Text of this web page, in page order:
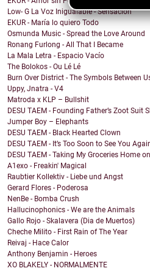
Low- G La Voz Inigualable - Sensacion
EKUR - María lo quiero Todo
Osmunda Music - Spread the Love Around
Ronang Furlong - All That I Became
La Mala Letra - Espacio Vacío
The Bolokos - Ou Lé Lé
Burn Over District - The Symbols Between
Uppy, Jnatra - V4
Matroda x KLP – Bullshit
DESU TAEM - Founding Father’s Zoot Suit
Jumper Boy – Elephants
DESU TAEM - Black Hearted Clown
DESU TAEM - It’s Too Soon to See You
DESU TAEM - Taking My Groceries Home
A1exo - Freakin' Magical
Raubtier Kollektiv - Liebe und Angst
Gerard Flores - Poderosa
NenBe - Bomba Crush
Hallucinophonics - We are the Animals
Gallo Rojo - Skalavera (Dia de Muertos)
Cheche Milito - First Rain of The Year
Reivaj - Hace Calor
Anthony Benjamin - Heroes
XO BLAKELY - NORMALMENTE